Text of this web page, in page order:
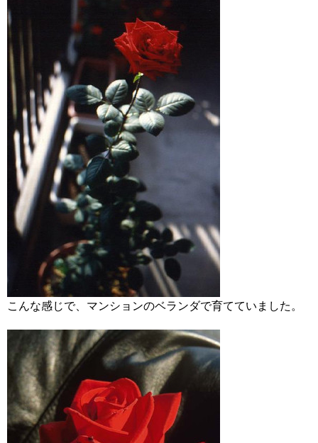
こんな感じで、マンションのベランダで育てていました。